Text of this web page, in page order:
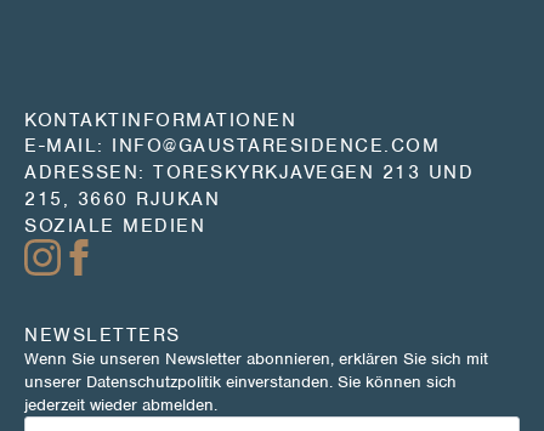
KONTAKTINFORMATIONEN
E-MAIL: INFO@GAUSTARESIDENCE.COM
ADRESSEN: TORESKYRKJAVEGEN 213 UND
215, 3660 RJUKAN
SOZIALE MEDIEN
NEWSLETTERS
Wenn Sie unseren Newsletter abonnieren, erklären Sie sich mit
unserer Datenschutzpolitik einverstanden. Sie können sich
jederzeit wieder abmelden.
E-